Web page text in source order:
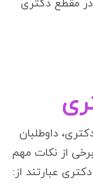
مقطع دکتری
داوطلبان
از نکات مهم
عبارتند از: